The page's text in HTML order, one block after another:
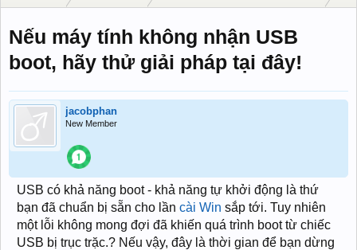
Nếu máy tính không nhận USB
boot, hãy thử giải pháp tại đây!
jacobphan
New Member
USB có khả năng boot - khả năng tự khởi động là thứ
bạn đã chuẩn bị sẵn cho lần cài Win sắp tới. Tuy nhiên
một lỗi không mong đợi đã khiến quá trình boot từ chiếc
USB bị trục trặc.? Nếu vậy, đây là thời gian để bạn dừng